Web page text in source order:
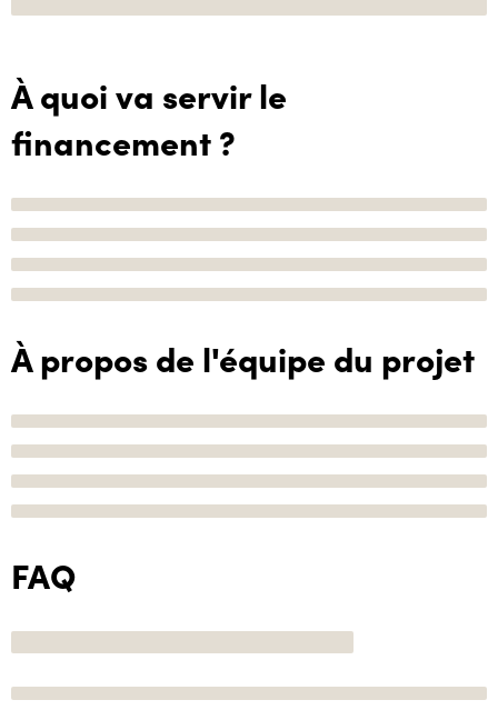
À quoi va servir le
financement ?
À propos de l'équipe du projet
FAQ